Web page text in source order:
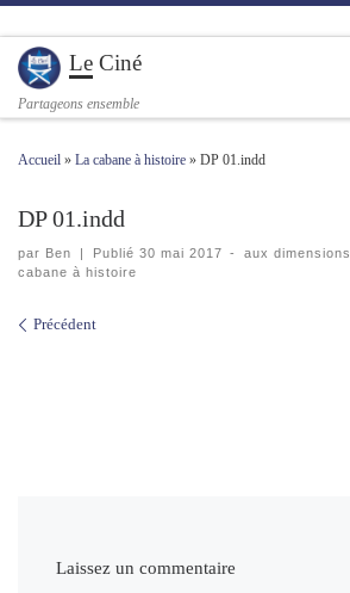
Passer au contenu
Le Ciné
Partageons ensemble
Accueil » La cabane à histoire » DP 01.indd
DP 01.indd
par Ben | Publié 30 mai 2017 - aux dimensions
cabane à histoire
Navigation des images
Précédent
Laissez un commentaire